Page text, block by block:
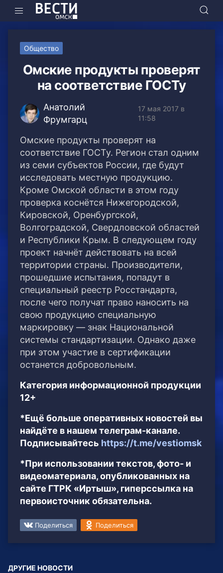
Общество
Омские продукты проверят
на соответствие ГОСТу
Анатолий
Фрумгарц
17 мая 2017 в
11:58
Омские продукты проверят на
соответствие ГОСТу. Регион стал одним
из семи субъектов России, где будут
исследовать местную продукцию.
Кроме Омской области в этом году
проверка коснётся Нижегородской,
Кировской, Оренбургской,
Волгоградской, Свердловской областей
и Республики Крым. В следующем году
проект начнёт действовать на всей
территории страны. Производители,
прошедшие испытания, попадут в
специальный реестр Росстандарта,
после чего получат право наносить на
свою продукцию специальную
маркировку — знак Национальной
системы стандартизации. Однако даже
при этом участие в сертификации
останется добровольным.
Категория информационной продукции
12+
*Ещё больше оперативных новостей вы
найдёте в нашем телеграм-канале.
Подписывайтесь https://t.me/vestiomsk
*При использовании текстов, фото- и
видеоматериала, опубликованных на
сайте ГТРК «Иртыш», гиперссылка на
первоисточник обязательна.
Поделиться Поделиться
ДРУГИЕ НОВОСТИ